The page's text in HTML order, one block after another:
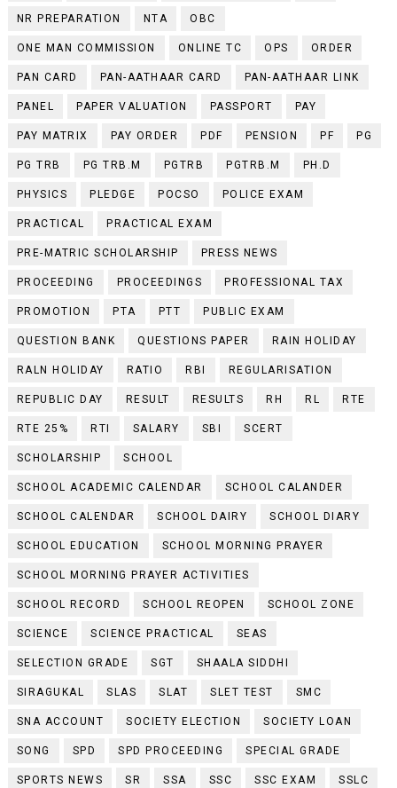
NR PREPARATION NTA OBC
ONE MAN COMMISSION ONLINE TC OPS ORDER
PAN CARD PAN-AATHAAR CARD PAN-AATHAAR LINK
PANEL PAPER VALUATION PASSPORT PAY
PAY MATRIX PAY ORDER PDF PENSION PF PG
PG TRB PG TRB.M PGTRB PGTRB.M PH.D
PHYSICS PLEDGE POCSO POLICE EXAM
PRACTICAL PRACTICAL EXAM
PRE-MATRIC SCHOLARSHIP PRESS NEWS
PROCEEDING PROCEEDINGS PROFESSIONAL TAX
PROMOTION PTA PTT PUBLIC EXAM
QUESTION BANK QUESTIONS PAPER RAIN HOLIDAY
RALN HOLIDAY RATIO RBI REGULARISATION
REPUBLIC DAY RESULT RESULTS RH RL RTE
RTE 25% RTI SALARY SBI SCERT
SCHOLARSHIP SCHOOL
SCHOOL ACADEMIC CALENDAR SCHOOL CALANDER
SCHOOL CALENDAR SCHOOL DAIRY SCHOOL DIARY
SCHOOL EDUCATION SCHOOL MORNING PRAYER
SCHOOL MORNING PRAYER ACTIVITIES
SCHOOL RECORD SCHOOL REOPEN SCHOOL ZONE
SCIENCE SCIENCE PRACTICAL SEAS
SELECTION GRADE SGT SHAALA SIDDHI
SIRAGUKAL SLAS SLAT SLET TEST SMC
SNA ACCOUNT SOCIETY ELECTION SOCIETY LOAN
SONG SPD SPD PROCEEDING SPECIAL GRADE
SPORTS NEWS SR SSA SSC SSC EXAM SSLC